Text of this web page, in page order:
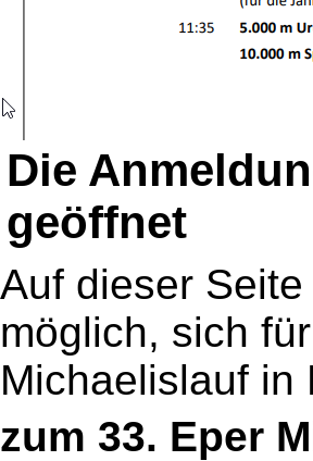
Die
geöffnet
Auf dieser
möglich, sich
Michaelislauf in
zum 33. Eper